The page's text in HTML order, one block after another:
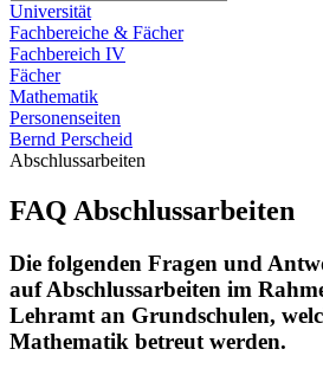
Universität
Fachbereiche & Fächer
Fachbereich IV
Fächer
Mathematik
Personenseiten
Bernd Perscheid
Abschlussarbeiten
FAQ Abschlussarbeiten
Die folgenden Fragen und
auf Abschlussarbeiten im
Lehramt an Grundschulen,
Mathematik betreut werden.